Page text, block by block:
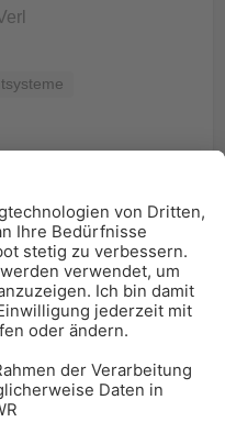
zu den